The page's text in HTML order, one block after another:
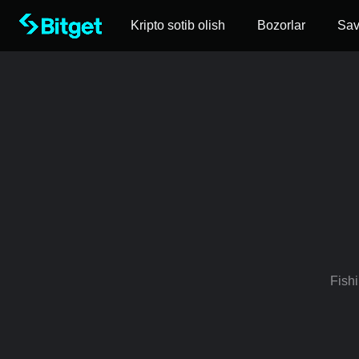
Kripto sotib olish Bozorlar